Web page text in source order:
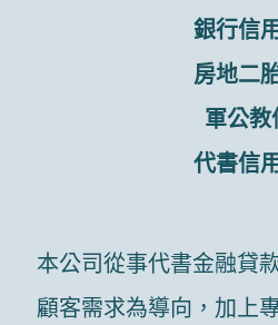
銀行信
房地二
軍公教
代書信
本公司從事代書金融貸
顧客需求為導向，加上